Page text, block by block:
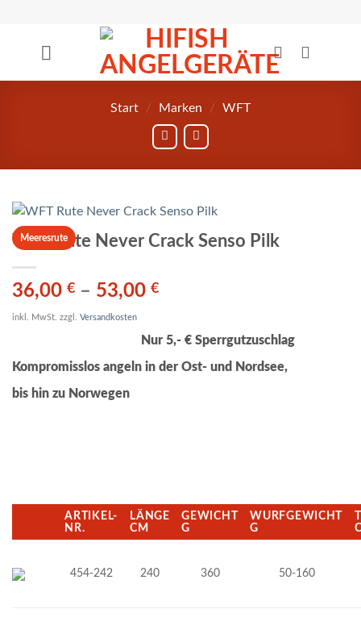
springen
Start / Marken / WFT
Meeresrute
WFT Rute Never Crack Senso Pilk
36,00 € – 53,00 €
inkl. MwSt. zzgl. Versandkosten
Nur 5,- € Sperrgutzuschlag
Kompromisslos angeln in der Ost- und Nordsee,
bis hin zu Norwegen
ARTIKEL-
NR.
LÄNGE
CM
GEWICHT
G
WURFGEWICHT
G
454-242 240 360 50-160